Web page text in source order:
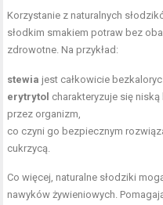
Korzystanie z naturalnych
słodkim smakiem potraw bez
zdrowotne. Na przykład:
stewia jest całkowicie
erytrytol charakteryzuje się
przez organizm,
co czyni go bezpiecznym
cukrzycą.
Co więcej, naturalne słodziki
nawyków żywieniowych.